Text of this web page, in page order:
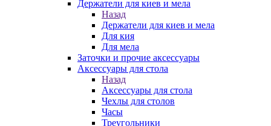
Держатели для киев и мела
Назад
Держатели для киев и мела
Для кия
Для мела
Заточки и прочие аксессуары
Аксессуары для стола
Назад
Аксессуары для стола
Чехлы для столов
Часы
Треугольники